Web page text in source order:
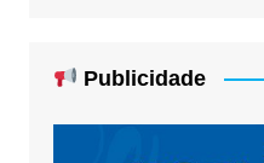
Publicidade